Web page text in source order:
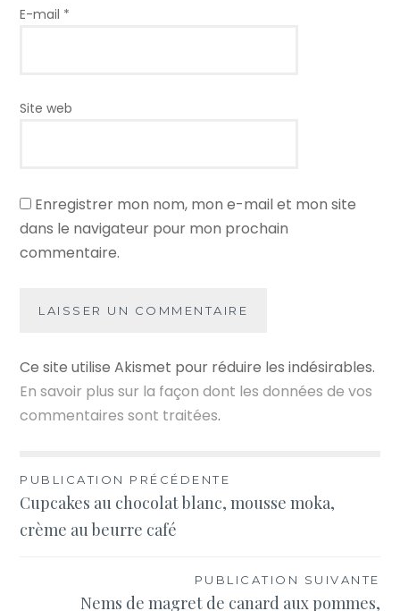
E-mail *
Site web
Enregistrer mon nom, mon e-mail et mon site
dans le navigateur pour mon prochain
commentaire.
Ce site utilise Akismet pour réduire les indésirables.
En savoir plus sur la façon dont les données de vos
commentaires sont traitées.
Navigation
de
l’article
PUBLICATION PRÉCÉDENTE
Cupcakes au chocolat blanc, mousse moka,
crème au beurre café
PUBLICATION SUIVANTE
Nems de magret de canard aux pommes,